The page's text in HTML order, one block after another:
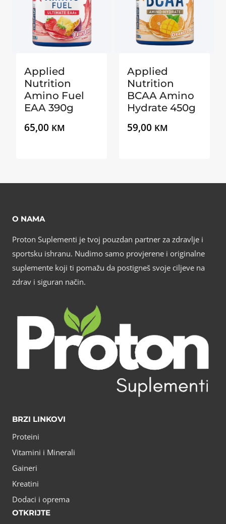
Applied
Nutrition
Amino Fuel
EAA 390g
65,00 KM
Applied
Nutrition
BCAA Amino
Hydrate 450g
59,00 KM
O NAMA
Proton Suplementi je tvoj pouzdan partner za zdravlje i
sportsku ishranu. Nudimo samo provjerene i originalne
suplemente koji ti pomažu da postigneš svoje ciljeve na
zdrav i siguran način.
BRZI LINKOVI
Proteini
Vitamini i Minerali
Gaineri
Kreatini
Dodaci i oprema
OTKRIJTE